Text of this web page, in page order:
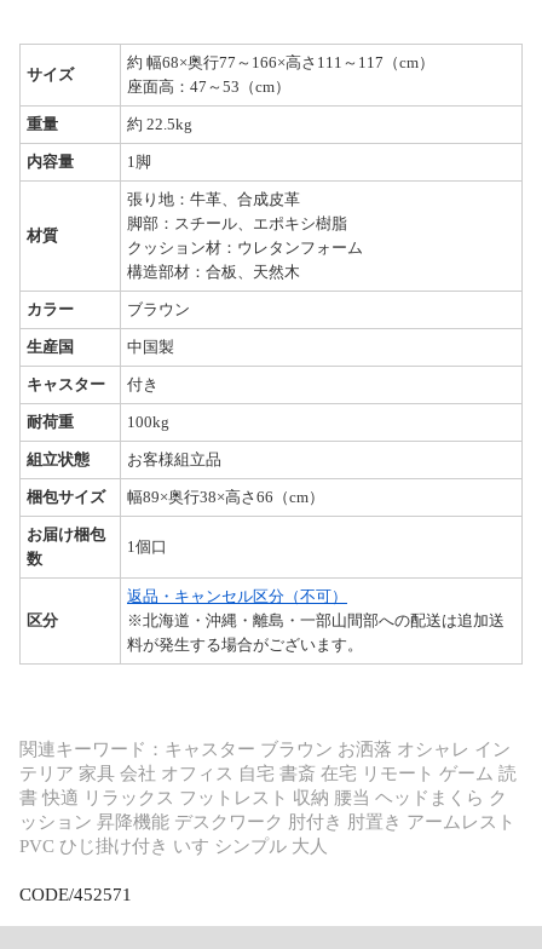
サイズ
約 幅68×奥行77～166×高さ111～117（cm）
座面高：47～53（cm）
重量 約 22.5kg
内容量 1脚
材質
張り地：牛革、合成皮革
脚部：スチール、エポキシ樹脂
クッション材：ウレタンフォーム
構造部材：合板、天然木
カラー ブラウン
生産国 中国製
キャスター 付き
耐荷重 100kg
組立状態 お客様組立品
梱包サイズ 幅89×奥行38×高さ66（cm）
お届け梱包
数
1個口
区分
返品・キャンセル区分（不可）
※北海道・沖縄・離島・一部山間部への配送は追加送
料が発生する場合がございます。
関連キーワード：キャスター ブラウン お洒落 オシャレ イン
テリア 家具 会社 オフィス 自宅 書斎 在宅 リモート ゲーム 読
書 快適 リラックス フットレスト 収納 腰当 ヘッドまくら ク
ッション 昇降機能 デスクワーク 肘付き 肘置き アームレスト
PVC ひじ掛け付き いす シンプル 大人
CODE/452571